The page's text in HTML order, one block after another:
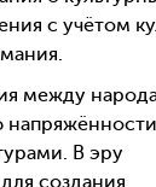
с учётом
между
В эру
создания